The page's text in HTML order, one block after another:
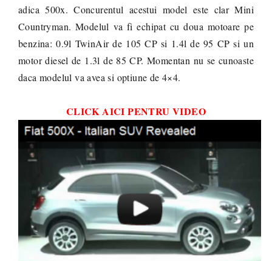
adica 500x. Concurentul acestui model este clar Mini
Countryman. Modelul va fi echipat cu doua motoare pe
benzina: 0.9l TwinAir de 105 CP si 1.4l de 95 CP si un
motor diesel de 1.3l de 85 CP. Momentan nu se cunoaste
daca modelul va avea si optiune de 4×4.
CLICK AICI PENTRU VIDEO